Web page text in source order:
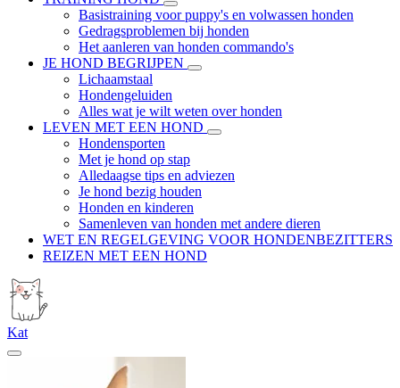
Basistraining voor puppy's en volwassen honden
Gedragsproblemen bij honden
Het aanleren van honden commando's
JE HOND BEGRIJPEN
Lichaamstaal
Hondengeluiden
Alles wat je wilt weten over honden
LEVEN MET EEN HOND
Hondensporten
Met je hond op stap
Alledaagse tips en adviezen
Je hond bezig houden
Honden en kinderen
Samenleven van honden met andere dieren
WET EN REGELGEVING VOOR HONDENBEZITTERS
REIZEN MET EEN HOND
Kat